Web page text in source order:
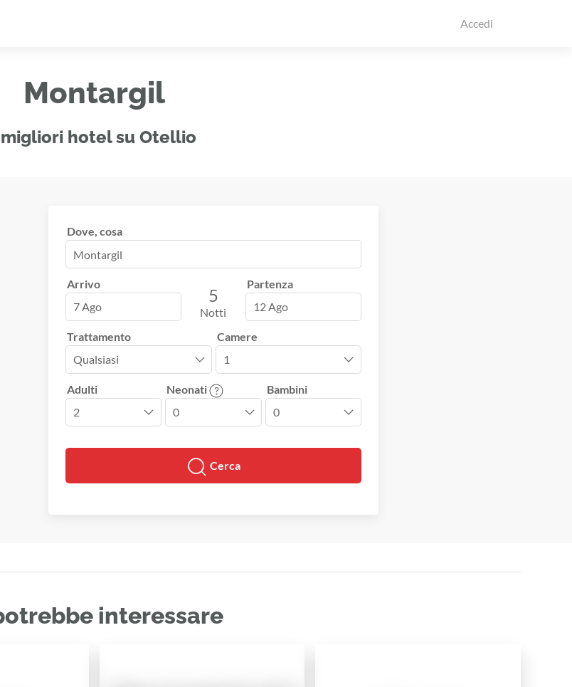
Accedi
Montargil
hotel su Otellio
Dove, cosa
Arrivo
7 Ago
5
Notti
Partenza
12 Ago
Trattamento Camere
Adulti Neonati Bambini
Cerca
interessare